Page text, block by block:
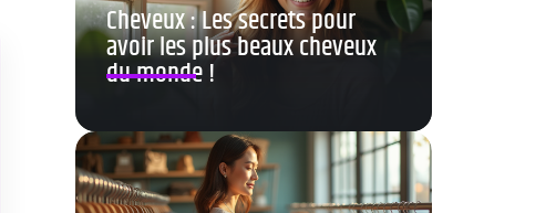
Cheveux : Les secrets pour
avoir les plus beaux cheveux
du monde !